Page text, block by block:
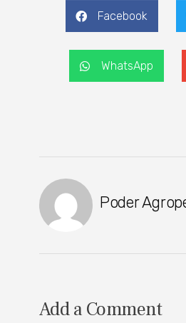
Facebook
WhatsApp
Poder
Add a Comment